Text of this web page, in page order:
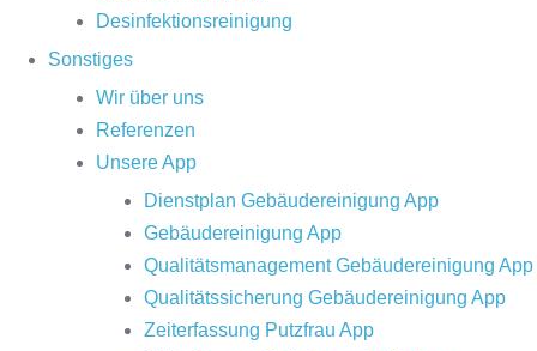
Desinfektionsreinigung
Sonstiges
Wir über uns
Referenzen
Unsere App
Dienstplan Gebäudereinigung App
Gebäudereinigung App
Qualitätsmanagement Gebäudereinigung App
Qualitätssicherung Gebäudereinigung App
Zeiterfassung Putzfrau App